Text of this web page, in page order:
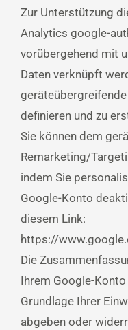
Zur Unterstützung
Analytics google-
vorübergehend mit
Daten verknüpft
definieren und zu
Sie können dem
Remarketing/
indem Sie
Google-Konto
diesem Link:
https://
Die
Ihrem Google-
Grundlage Ihrer
abgeben oder